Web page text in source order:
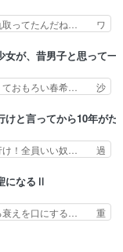
何が起きているの
んな回が… 他のエピ
だった… 今回はだい
な気… アルねこ、そ
アルねこ危険です
い潰れ行き着いた江
取ってたんだね… ワ
いと…そうい… 余りに
さんの６… 過去編は
面白い… ガンガガン
ロマ… 姉巫女の誤
で… このアニメはど
… 姉のした事はただ
女が、昔男子と思って一
くておもろい春希… 沙
っくりして… レベル
顔や体の… 隼人が春
りに動じ… 第５話を
聴… ラブコメで天然
無理なダイエットは
これからもお手入
けと言ってから10年が
行け！全員いい奴… 過
リー… 村ごと乗っ取
か… 《漫画版少し読
… ロックは敵に容赦
勇者パーティー再結
猫耳ガール、敵の根
になるⅡ
衰えを口にする… 重
を発見した… アマプ